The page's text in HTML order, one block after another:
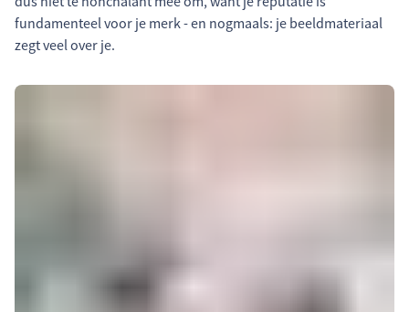
fundamenteel voor je merk - en nogmaals: je beeldmateriaal
zegt veel over je.